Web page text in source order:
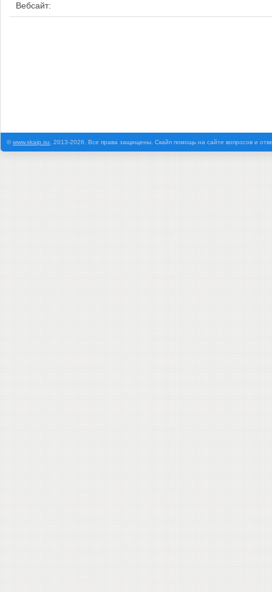
Вебсайт:
©www.skaip.su , 2013-2026. Все права защищены. Скайп помощь на сайте вопросов и